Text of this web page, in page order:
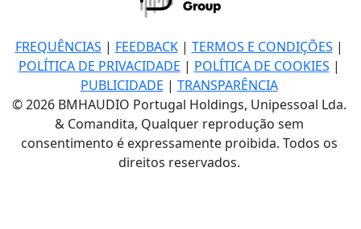
FREQUÊNCIAS | FEEDBACK| TERMOS E CONDIÇÕES |
POLÍTICA DE PRIVACIDADE | POLÍTICA DE COOKIES |
PUBLICIDADE | TRANSPARÊNCIA
© 2026 BMHAUDIO Portugal Holdings, Unipessoal Lda.
& Comandita, Qualquer reprodução sem
consentimento é expressamente proibida. Todos os
direitos reservados.